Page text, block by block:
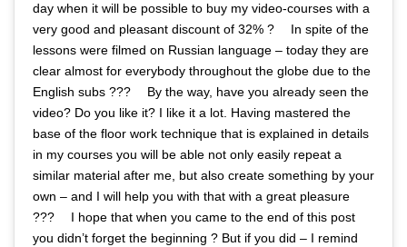
day when it will be possible to buy my video-courses with a
very good and pleasant discount of 32% ? ⠀ In spite of the
lessons were filmed on Russian language – today they are
clear almost for everybody throughout the globe due to the
English subs ??? ⠀ By the way, have you already seen the
video? Do you like it? I like it a lot. Having mastered the
base of the floor work technique that is explained in details
in my courses you will be able not only easily repeat a
similar material after me, but also create something by your
own – and I will help you with that with a great pleasure
??? ⠀ I hope that when you came to the end of this post
you didn’t forget the beginning ? But if you did – I remind